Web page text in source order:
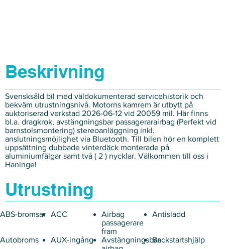
Beskrivning
Svensksåld bil med väldokumenterad servicehistorik och
bekväm utrustningsnivå. Motorns kamrem är utbytt på
auktoriserad verkstad 2026-06-12 vid 20059 mil. Här finns
bl.a. dragkrok, avstängningsbar passagerarairbag (Perfekt vid
barnstolsmontering) stereoanläggning inkl.
anslutningsmöjlighet via Bluetooth. Till bilen hör en komplett
uppsättning dubbade vinterdäck monterade på
aluminiumfälgar samt två ( 2 ) nycklar. Välkommen till oss i
Haninge!
Utrustning
ABS-bromsar ACC
Airbag
passagerare
fram
Antisladd
Autobroms AUX-ingång
AvstängningsbarBackstartshjälp